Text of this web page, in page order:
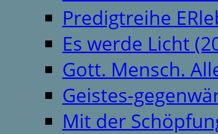
Predigtreihe
Es werde Licht
Gott. Mensch.
Geistes-
Mit der